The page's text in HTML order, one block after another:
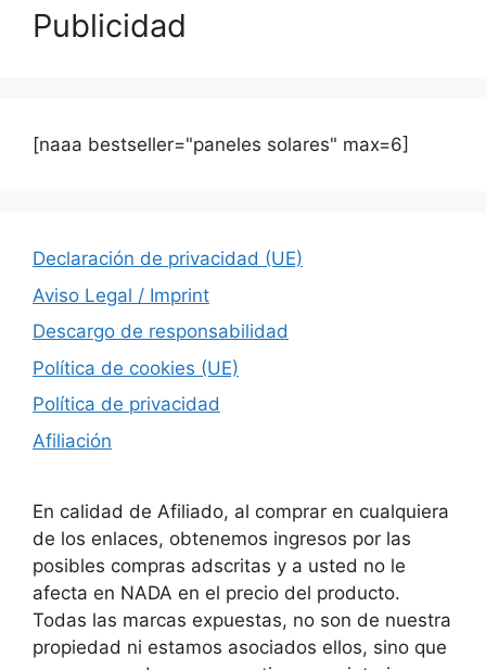
Publicidad
[naaa bestseller="paneles solares" max=6]
Declaración de privacidad (UE)
Aviso Legal / Imprint
Descargo de responsabilidad
Política de cookies (UE)
Política de privacidad
Afiliación
En calidad de Afiliado, al comprar en cualquiera
de los enlaces, obtenemos ingresos por las
posibles compras adscritas y a usted no le
afecta en NADA en el precio del producto.
Todas las marcas expuestas, no son de nuestra
propiedad ni estamos asociados ellos, sino que